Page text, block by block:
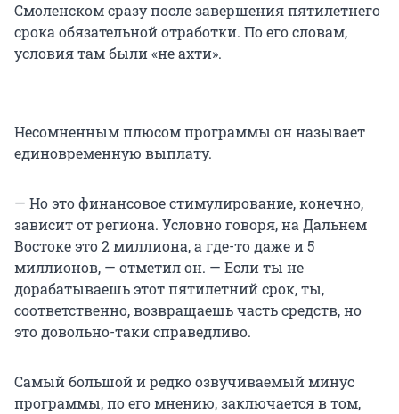
Смоленском сразу после завершения пятилетнего
срока обязательной отработки. По его словам,
условия там были «не ахти».
Несомненным плюсом программы он называет
единовременную выплату.
— Но это финансовое стимулирование, конечно,
зависит от региона. Условно говоря, на Дальнем
Востоке это 2 миллиона, а где-то даже и 5
миллионов, — отметил он. — Если ты не
дорабатываешь этот пятилетний срок, ты,
соответственно, возвращаешь часть средств, но
это довольно-таки справедливо.
Самый большой и редко озвучиваемый минус
программы, по его мнению, заключается в том,